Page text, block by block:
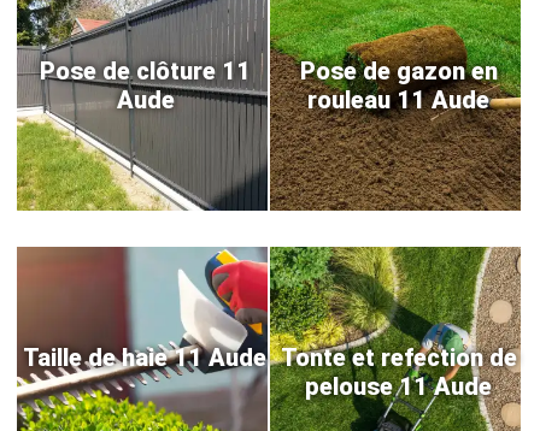
Pose de clôture 11
Aude
Pose de gazon en
rouleau 11 Aude
Taille de haie 11 Aude Tonte et refection de
pelouse 11 Aude